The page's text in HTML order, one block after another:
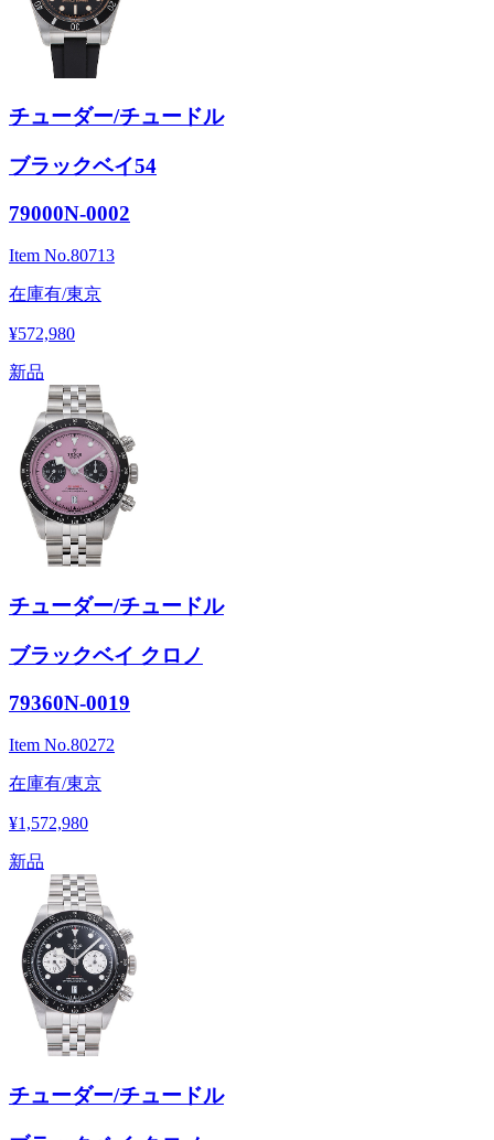
チューダー/チュードル
ブラックベイ54
79000N-0002
Item No.80713
在庫有/東京
¥572,980
新品
チューダー/チュードル
ブラックベイ クロノ
79360N-0019
Item No.80272
在庫有/東京
¥1,572,980
新品
チューダー/チュードル